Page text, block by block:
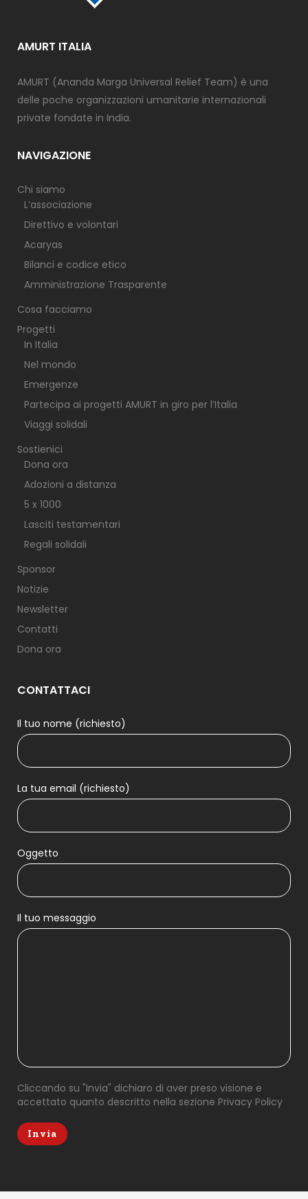
AMURT ITALIA
AMURT (Ananda Marga Universal Relief Team) è una
delle poche organizzazioni umanitarie internazionali
private fondate in India.
NAVIGAZIONE
Chi siamo
L’associazione
Direttivo e volontari
Acaryas
Bilanci e codice etico
Amministrazione Trasparente
Cosa facciamo
Progetti
In Italia
Nel mondo
Emergenze
Partecipa ai progetti AMURT in giro per l’Italia
Viaggi solidali
Sostienici
Dona ora
Adozioni a distanza
5 x 1000
Lasciti testamentari
Regali solidali
Sponsor
Notizie
Newsletter
Contatti
Dona ora
CONTATTACI
Il tuo nome (richiesto)
La tua email (richiesto)
Oggetto
Il tuo messaggio
Cliccando su "Invia" dichiaro di aver preso visione e
accettato quanto descritto nella sezione Privacy Policy